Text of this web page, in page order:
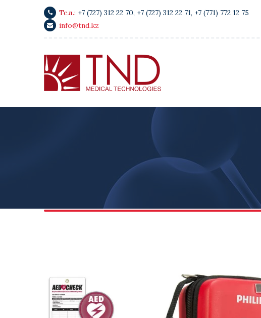
Тел.: +7 (727) 312 22 70, +7 (727) 312 22 71, +7 (771) 772 12 75
info@tnd.kz